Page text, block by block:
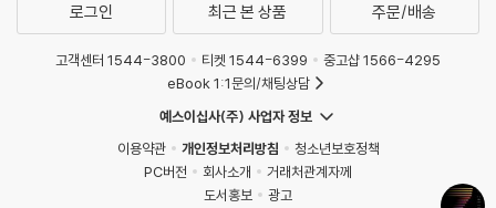
로그인 최근 본 상품 주문/배송
고객센터 1544-3800 티켓 1544-6399
중고샵 1566-4295
eBook 1:1문의/채팅상담
예스이십사(주) 사업자 정보
이용약관
개인정보처리방침
청소년보호정책
PC버전
회사소개
거래처관계자께
도서홍보
광고